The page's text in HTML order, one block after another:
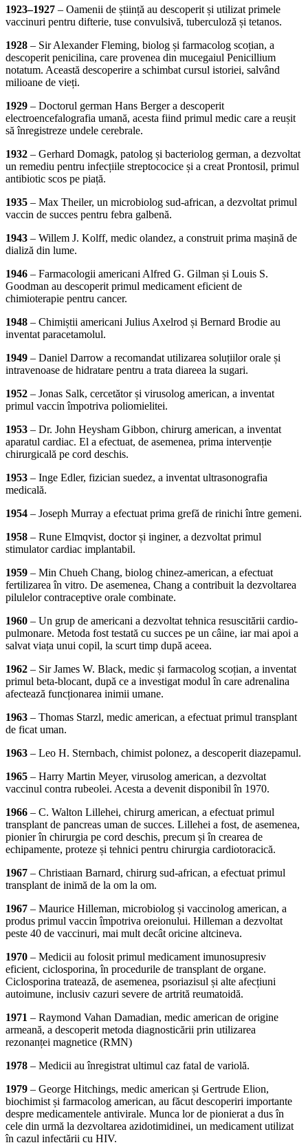
1923–1927 – Oamenii de știință au descoperit și utilizat primele
vaccinuri pentru difterie, tuse convulsivă, tuberculoză și tetanos.
1928 – Sir Alexander Fleming, biolog și farmacolog scoțian, a
descoperit penicilina, care provenea din mucegaiul Penicillium
notatum. Această descoperire a schimbat cursul istoriei, salvând
milioane de vieți.
1929 – Doctorul german Hans Berger a descoperit
electroencefalografia umană, acesta fiind primul medic care a reușit
să înregistreze undele cerebrale.
1932 – Gerhard Domagk, patolog și bacteriolog german, a dezvoltat
un remediu pentru infecțiile streptococice și a creat Prontosil, primul
antibiotic scos pe piață.
1935 – Max Theiler, un microbiolog sud-african, a dezvoltat primul
vaccin de succes pentru febra galbenă.
1943 – Willem J. Kolff, medic olandez, a construit prima mașină de
dializă din lume.
1946 – Farmacologii americani Alfred G. Gilman și Louis S.
Goodman au descoperit primul medicament eficient de
chimioterapie pentru cancer.
1948 – Chimiștii americani Julius Axelrod și Bernard Brodie au
inventat paracetamolul.
1949 – Daniel Darrow a recomandat utilizarea soluțiilor orale și
intravenoase de hidratare pentru a trata diareea la sugari.
1952 – Jonas Salk, cercetător și virusolog american, a inventat
primul vaccin împotriva poliomielitei.
1953 – Dr. John Heysham Gibbon, chirurg american, a inventat
aparatul cardiac. El a efectuat, de asemenea, prima intervenție
chirurgicală pe cord deschis.
1953 – Inge Edler, fizician suedez, a inventat ultrasonografia
medicală.
1954 – Joseph Murray a efectuat prima grefă de rinichi între gemeni.
1958 – Rune Elmqvist, doctor și inginer, a dezvoltat primul
stimulator cardiac implantabil.
1959 – Min Chueh Chang, biolog chinez-american, a efectuat
fertilizarea în vitro. De asemenea, Chang a contribuit la dezvoltarea
pilulelor contraceptive orale combinate.
1960 – Un grup de americani a dezvoltat tehnica resuscitării cardio-
pulmonare. Metoda fost testată cu succes pe un câine, iar mai apoi a
salvat viața unui copil, la scurt timp după aceea.
1962 – Sir James W. Black, medic și farmacolog scoțian, a inventat
primul beta-blocant, după ce a investigat modul în care adrenalina
afectează funcționarea inimii umane.
1963 – Thomas Starzl, medic american, a efectuat primul transplant
de ficat uman.
1963 – Leo H. Sternbach, chimist polonez, a descoperit diazepamul.
1965 – Harry Martin Meyer, virusolog american, a dezvoltat
vaccinul contra rubeolei. Acesta a devenit disponibil în 1970.
1966 – C. Walton Lillehei, chirurg american, a efectuat primul
transplant de pancreas uman de succes. Lillehei a fost, de asemenea,
pionier în chirurgia pe cord deschis, precum și în crearea de
echipamente, proteze și tehnici pentru chirurgia cardiotoracică.
1967 – Christiaan Barnard, chirurg sud-african, a efectuat primul
transplant de inimă de la om la om.
1967 – Maurice Hilleman, microbiolog și vaccinolog american, a
produs primul vaccin împotriva oreionului. Hilleman a dezvoltat
peste 40 de vaccinuri, mai mult decât oricine altcineva.
1970 – Medicii au folosit primul medicament imunosupresiv
eficient, ciclosporina, în procedurile de transplant de organe.
Ciclosporina tratează, de asemenea, psoriazisul și alte afecțiuni
autoimune, inclusiv cazuri severe de artrită reumatoidă.
1971 – Raymond Vahan Damadian, medic american de origine
armeană, a descoperit metoda diagnosticării prin utilizarea
rezonanței magnetice (RMN)
1978 – Medicii au înregistrat ultimul caz fatal de variolă.
1979 – George Hitchings, medic american și Gertrude Elion,
biochimist și farmacolog american, au făcut descoperiri importante
despre medicamentele antivirale. Munca lor de pionierat a dus în
cele din urmă la dezvoltarea azidotimidinei, un medicament utilizat
în cazul infectării cu HIV.